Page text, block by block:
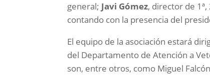
general; Javi Gómez, director de 1ª,
contando con la presencia del
El equipo de la asociación estará
del Departamento de Atención a
son, entre otros, como Miguel